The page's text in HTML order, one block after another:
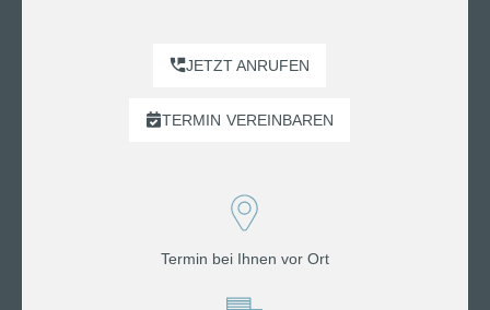
JETZT ANRUFEN
TERMIN VEREINBAREN
Termin bei Ihnen vor Ort